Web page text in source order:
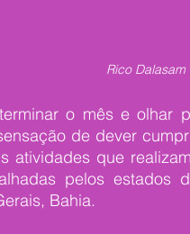
Rico
o mês e olhar
de dever
atividades que
pelos estados
Bahia.